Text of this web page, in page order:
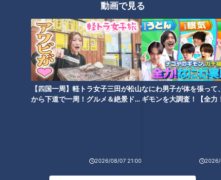
動画で見る
【四国一周】軽トラ女子三田が松山
から下道で一周！グルメ＆絶景ドラ
2026/08/07 21:00
なにわ男子が体を張って
ギモンを大調査！【全力
2026/
ラーメン数珠つなぎ第十一弾！
静寂な借景を眺めながら鴨ダシ
の絶品ラーメンが楽しめる「酒
楽亭 空庵」
ラーメン数珠つなぎ第五弾！純
系名古屋コーチンのうまみたっ
ぷりスープが絶品「せいめん 未
さく」
タグ
グルメ ラーメン 麺屋 伊藤